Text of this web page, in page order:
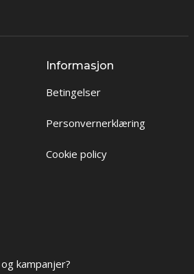
Informasjon
Betingelser
Personvernerklæring
Cookie policy
kampanjer?